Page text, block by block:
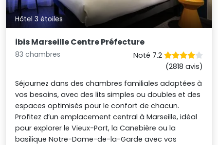
Hôtel 3 étoiles
ibis Marseille Centre Préfecture
83 chambres
Noté 7.2
(2818 avis)
Séjournez dans des chambres familiales adaptées à
vos besoins, avec des lits simples ou doubles et des
espaces optimisés pour le confort de chacun.
Profitez d’un emplacement central à Marseille, idéal
pour explorer le Vieux-Port, la Canebière ou la
basilique Notre-Dame-de-la-Garde avec vos